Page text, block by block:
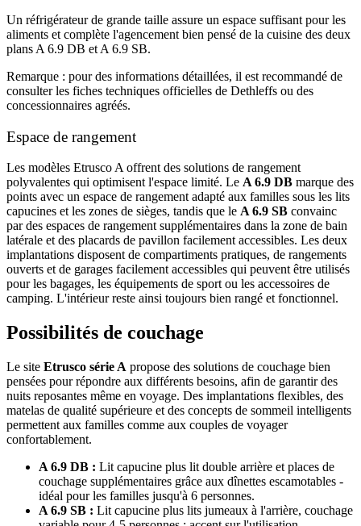
Un réfrigérateur de grande taille assure un espace suffisant pour les
aliments et complète l'agencement bien pensé de la cuisine des deux
plans A 6.9 DB et A 6.9 SB.
Remarque : pour des informations détaillées, il est recommandé de
consulter les fiches techniques officielles de Dethleffs ou des
concessionnaires agréés.
Espace de rangement
Les modèles Etrusco A offrent des solutions de rangement
polyvalentes qui optimisent l'espace limité. Le A 6.9 DB marque des
points avec un espace de rangement adapté aux familles sous les lits
capucines et les zones de sièges, tandis que le A 6.9 SB convainc
par des espaces de rangement supplémentaires dans la zone de bain
latérale et des placards de pavillon facilement accessibles. Les deux
implantations disposent de compartiments pratiques, de rangements
ouverts et de garages facilement accessibles qui peuvent être utilisés
pour les bagages, les équipements de sport ou les accessoires de
camping. L'intérieur reste ainsi toujours bien rangé et fonctionnel.
Possibilités de couchage
Le site Etrusco série A propose des solutions de couchage bien
pensées pour répondre aux différents besoins, afin de garantir des
nuits reposantes même en voyage. Des implantations flexibles, des
matelas de qualité supérieure et des concepts de sommeil intelligents
permettent aux familles comme aux couples de voyager
confortablement.
A 6.9 DB : Lit capucine plus lit double arrière et places de
couchage supplémentaires grâce aux dînettes escamotables -
idéal pour les familles jusqu'à 6 personnes.
A 6.9 SB : Lit capucine plus lits jumeaux à l'arrière, couchage